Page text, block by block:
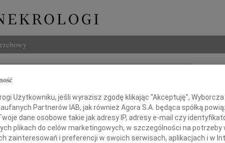
INNE
Użytkowniku, jeśli wyrazisz zgodę klikając "Akceptuję",
Partnerów IAB, jak również Agora S.A. będąca spółką
dane osobowe takie jak adresy IP, adresy e-mail czy
plikach do celów marketingowych, w szczególności na potrzeby
zainteresowań i preferencji w swoich serwisach, aplikacjach i w